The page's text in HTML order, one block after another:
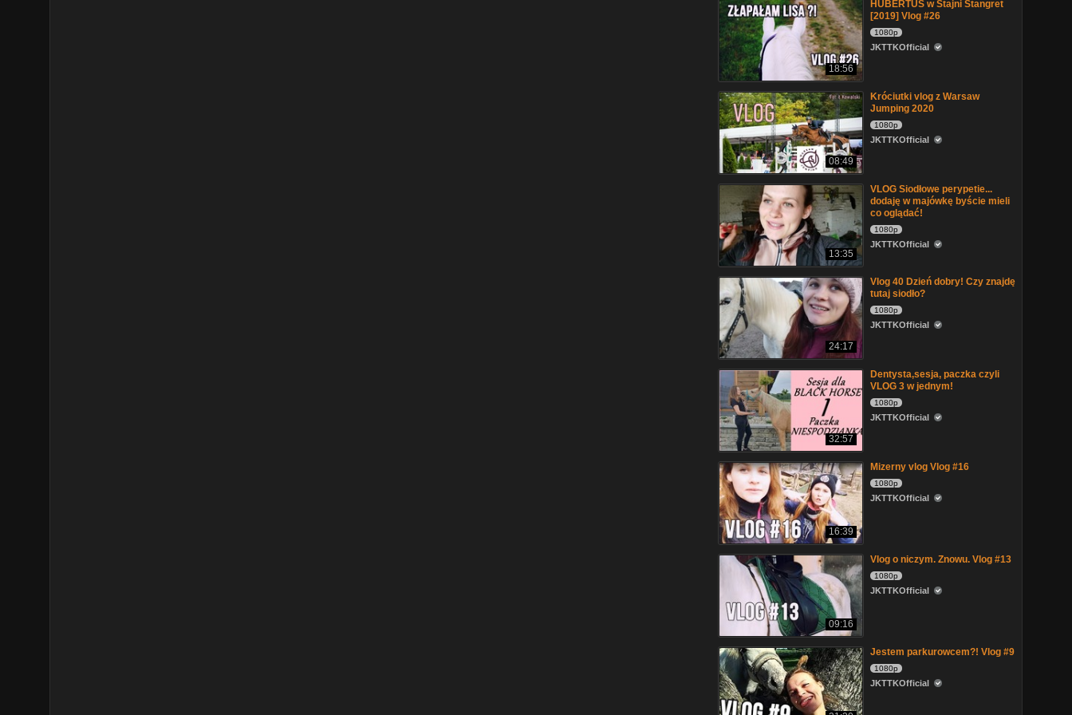
18:56
HUBERTUS w Stajni Stangret
[2019] Vlog #26
1080p
JKTTKOfficial
08:49
Króciutki vlog z Warsaw
Jumping 2020
1080p
JKTTKOfficial
13:35
VLOG Siodłowe perypetie...
dodaję w majówkę byście mieli
co oglądać!
1080p
JKTTKOfficial
24:17
Vlog 40 Dzień dobry! Czy znajdę
tutaj siodło?
1080p
JKTTKOfficial
32:57
Dentysta,sesja, paczka czyli
VLOG 3 w jednym!
1080p
JKTTKOfficial
16:39
Mizerny vlog Vlog #16
1080p
JKTTKOfficial
09:16
Vlog o niczym. Znowu. Vlog #13
1080p
JKTTKOfficial
Jestem parkurowcem?! Vlog #9
1080p
JKTTKOfficial